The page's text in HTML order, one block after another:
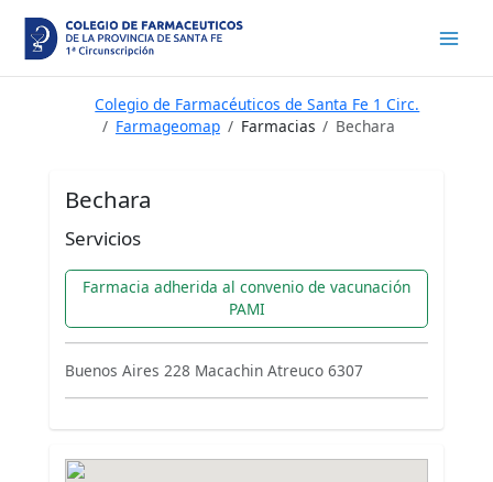
contenido
Colegio de Farmacéuticos de Santa Fe 1 Circ.
Farmageomap
Farmacias Bechara
Bechara
Servicios
Farmacia adherida al convenio de vacunación
PAMI
Buenos Aires 228 Macachin Atreuco 6307